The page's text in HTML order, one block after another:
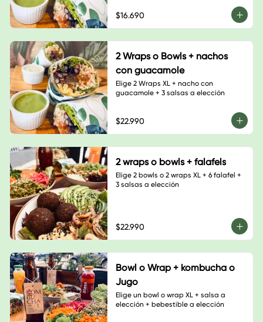
$16.690
2 Wraps o Bowls + nachos
con guacamole
Elige 2 Wraps XL + nacho con
guacamole + 3 salsas a elección
$22.990
2 wraps o bowls + falafels
Elige 2 bowls o 2 wraps XL + 6 falafel +
3 salsas a elección
$22.990
Bowl o Wrap + kombucha o
Jugo
Elige un bowl o wrap XL + salsa a
elección + bebestible a elección